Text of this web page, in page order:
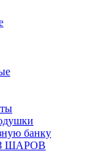
банку
ШАРОВ